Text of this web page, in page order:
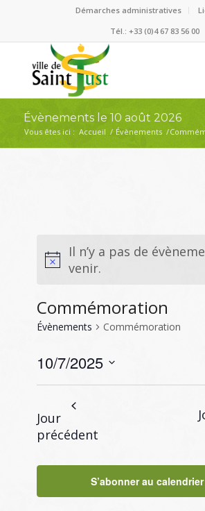
Démarches administratives
Tél.: +33 (0)4 67 83 56 00
Évènements le 10 août 2026
Vous êtes ici : Accueil / Évènements /
Il n’y a pas de
venir.
Commémoration
Évènements Commémoration
10/7/2025
Sélectionnez
date.
Jour
précédent
S’abonner au calendrier